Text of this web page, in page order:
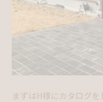
まずはH様にカタログ